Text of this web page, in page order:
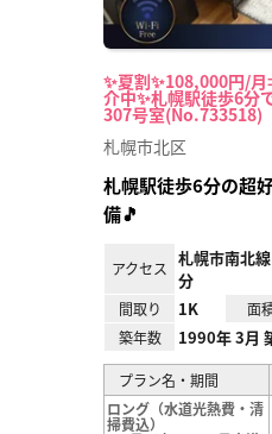
✨夏割✨108,000円/
介中✨札幌駅徒歩6分
307号室(No.733518)
札幌市北区
札幌駅徒歩6分の超
備🎵
アクセス
札幌市南北
分
間取り 1K 面
築年数 1990年 3月
プラン名・期間
ロング（水道光熱費・清
掃費込）